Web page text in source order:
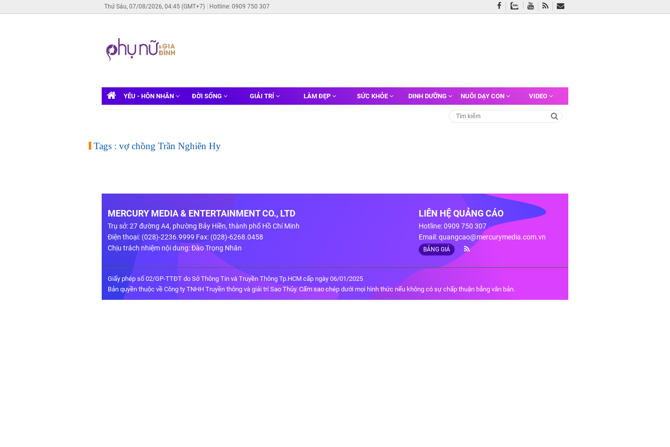
Thứ Sáu, 07/08/2026, 04:45 (GMT+7) Hotline: 0909 750 307
YÊU - HÔN NHÂN ĐỜI SỐNG GIẢI TRÍ LÀM ĐẸP SỨC KHỎE DINH DƯỠNG NUÔI DẠY CON VIDEO
Tags : vợ chồng Trần Nghiên Hy
MERCURY MEDIA & ENTERTAINMENT CO., LTD
Trụ sở: 27 đường A4, phường Bảy Hiền, thành phố Hồ Chí Minh
Điện thoại: (028)-2236.9999 Fax: (028)-6268.0458
Chịu trách nhiệm nội dung: Đào Trọng Nhân
LIÊN HỆ QUẢNG CÁO
Hotline: 0909 750 307
Email:quangcao@mercurymedia.com.vn
BẢNG GIÁ
Giấy phép số 02/GP-TTĐT do Sở Thông Tin và Truyền Thông Tp.HCM cấp ngày 06/01/2025
Bản quyền thuộc về Công ty TNHH Truyền thông và giải trí Sao Thủy. Cấm sao chép dưới mọi hình thức nếu không có sự chấp thuận bằng văn bản.